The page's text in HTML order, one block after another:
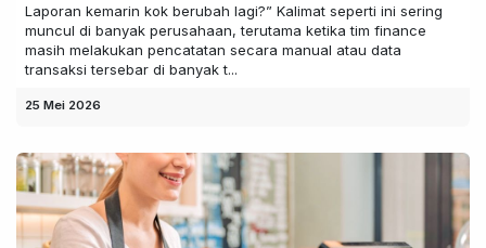
Laporan kemarin kok berubah lagi?” Kalimat seperti ini sering
muncul di banyak perusahaan, terutama ketika tim finance
masih melakukan pencatatan secara manual atau data
transaksi tersebar di banyak t...
25 Mei 2026